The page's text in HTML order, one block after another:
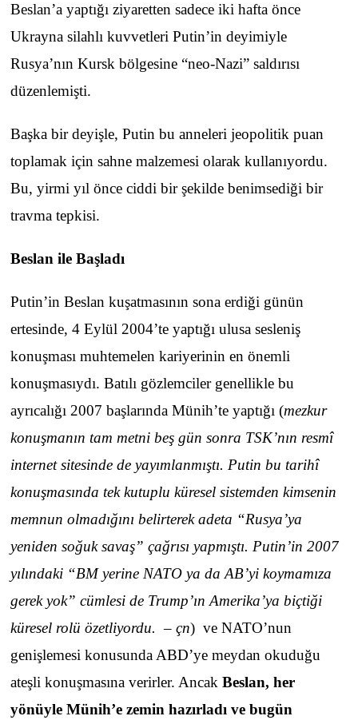
Beslan’a yaptığı ziyaretten sadece iki hafta önce
Ukrayna silahlı kuvvetleri Putin’in deyimiyle
Rusya’nın Kursk bölgesine “neo-Nazi” saldırısı
düzenlemişti.
Başka bir deyişle, Putin bu anneleri jeopolitik puan
toplamak için sahne malzemesi olarak kullanıyordu.
Bu, yirmi yıl önce ciddi bir şekilde benimsediği bir
travma tepkisi.
Beslan ile Başladı
Putin’in Beslan kuşatmasının sona erdiği günün
ertesinde, 4 Eylül 2004’te yaptığı ulusa sesleniş
konuşması muhtemelen kariyerinin en önemli
konuşmasıydı. Batılı gözlemciler genellikle bu
ayrıcalığı 2007 başlarında Münih’te yaptığı (mezkur
konuşmanın tam metni beş gün sonra TSK’nın resmî
internet sitesinde de yayımlanmıştı. Putin bu tarihî
konuşmasında tek kutuplu küresel sistemden kimsenin
memnun olmadığını belirterek adeta “Rusya’ya
yeniden soğuk savaş” çağrısı yapmıştı. Putin’in 2007
yılındaki “BM yerine NATO ya da AB’yi koymamıza
gerek yok” cümlesi de Trump’ın Amerika’ya biçtiği
küresel rolü özetliyordu. – çn) ve NATO’nun
genişlemesi konusunda ABD’ye meydan okuduğu
ateşli konuşmasına verirler. AncakBeslan, her
yönüyle Münih’e zemin hazırladı ve bugün